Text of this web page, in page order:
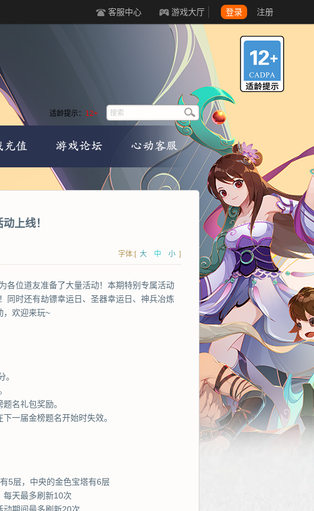
客服中心 游戏大厅 登录 注册
适龄提示： 12+
上线！
字体:[ 大 中 小 ]
各位道友准备了大量活动！本期特别专属活动
时还有劫镖幸运日、圣器幸运日、神兵冶炼
，欢迎来玩~
名礼包奖励。
一届金榜题名开始时失效。
5层，中央的金色宝塔有6层
每天最多刷新10次